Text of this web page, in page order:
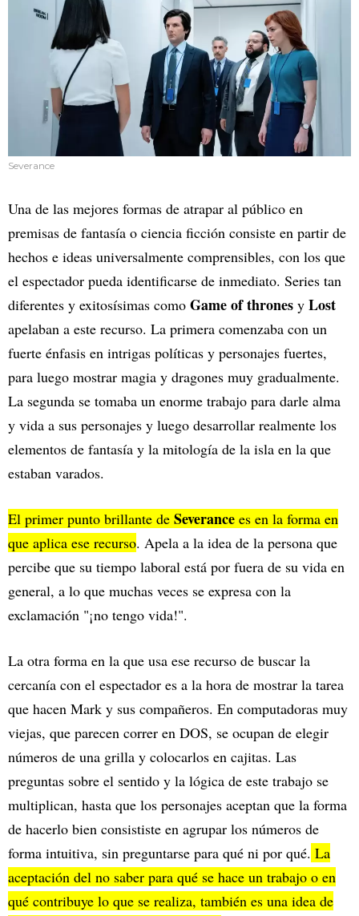
Severance
Una de las mejores formas de atrapar al público en
premisas de fantasía o ciencia ficción consiste en partir de
hechos e ideas universalmente comprensibles, con los que
el espectador pueda identificarse de inmediato. Series tan
diferentes y exitosísimas como Game of thrones y Lost
apelaban a este recurso. La primera comenzaba con un
fuerte énfasis en intrigas políticas y personajes fuertes,
para luego mostrar magia y dragones muy gradualmente.
La segunda se tomaba un enorme trabajo para darle alma
y vida a sus personajes y luego desarrollar realmente los
elementos de fantasía y la mitología de la isla en la que
estaban varados.
El primer punto brillante de Severance es en la forma en
que aplica ese recurso. Apela a la idea de la persona que
percibe que su tiempo laboral está por fuera de su vida en
general, a lo que muchas veces se expresa con la
exclamación "¡no tengo vida!".
La otra forma en la que usa ese recurso de buscar la
cercanía con el espectador es a la hora de mostrar la tarea
que hacen Mark y sus compañeros. En computadoras muy
viejas, que parecen correr en DOS, se ocupan de elegir
números de una grilla y colocarlos en cajitas. Las
preguntas sobre el sentido y la lógica de este trabajo se
multiplican, hasta que los personajes aceptan que la forma
de hacerlo bien consististe en agrupar los números de
forma intuitiva, sin preguntarse para qué ni por qué. La
aceptación del no saber para qué se hace un trabajo o en
qué contribuye lo que se realiza, también es una idea de